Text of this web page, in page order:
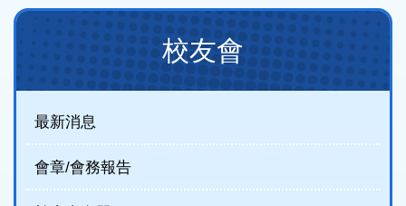
Main
(new)
校友會
最新消息
會章/會務報告